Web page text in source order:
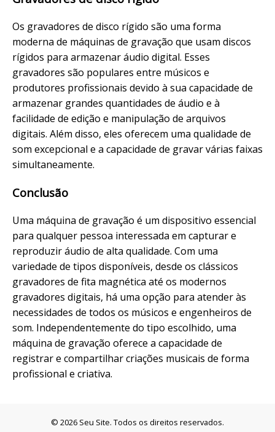
Os gravadores de disco rígido são uma forma
moderna de máquinas de gravação que usam discos
rígidos para armazenar áudio digital. Esses
gravadores são populares entre músicos e
produtores profissionais devido à sua capacidade de
armazenar grandes quantidades de áudio e à
facilidade de edição e manipulação de arquivos
digitais. Além disso, eles oferecem uma qualidade de
som excepcional e a capacidade de gravar várias faixas
simultaneamente.
Conclusão
Uma máquina de gravação é um dispositivo essencial
para qualquer pessoa interessada em capturar e
reproduzir áudio de alta qualidade. Com uma
variedade de tipos disponíveis, desde os clássicos
gravadores de fita magnética até os modernos
gravadores digitais, há uma opção para atender às
necessidades de todos os músicos e engenheiros de
som. Independentemente do tipo escolhido, uma
máquina de gravação oferece a capacidade de
registrar e compartilhar criações musicais de forma
profissional e criativa.
© 2026 Seu Site. Todos os direitos reservados.